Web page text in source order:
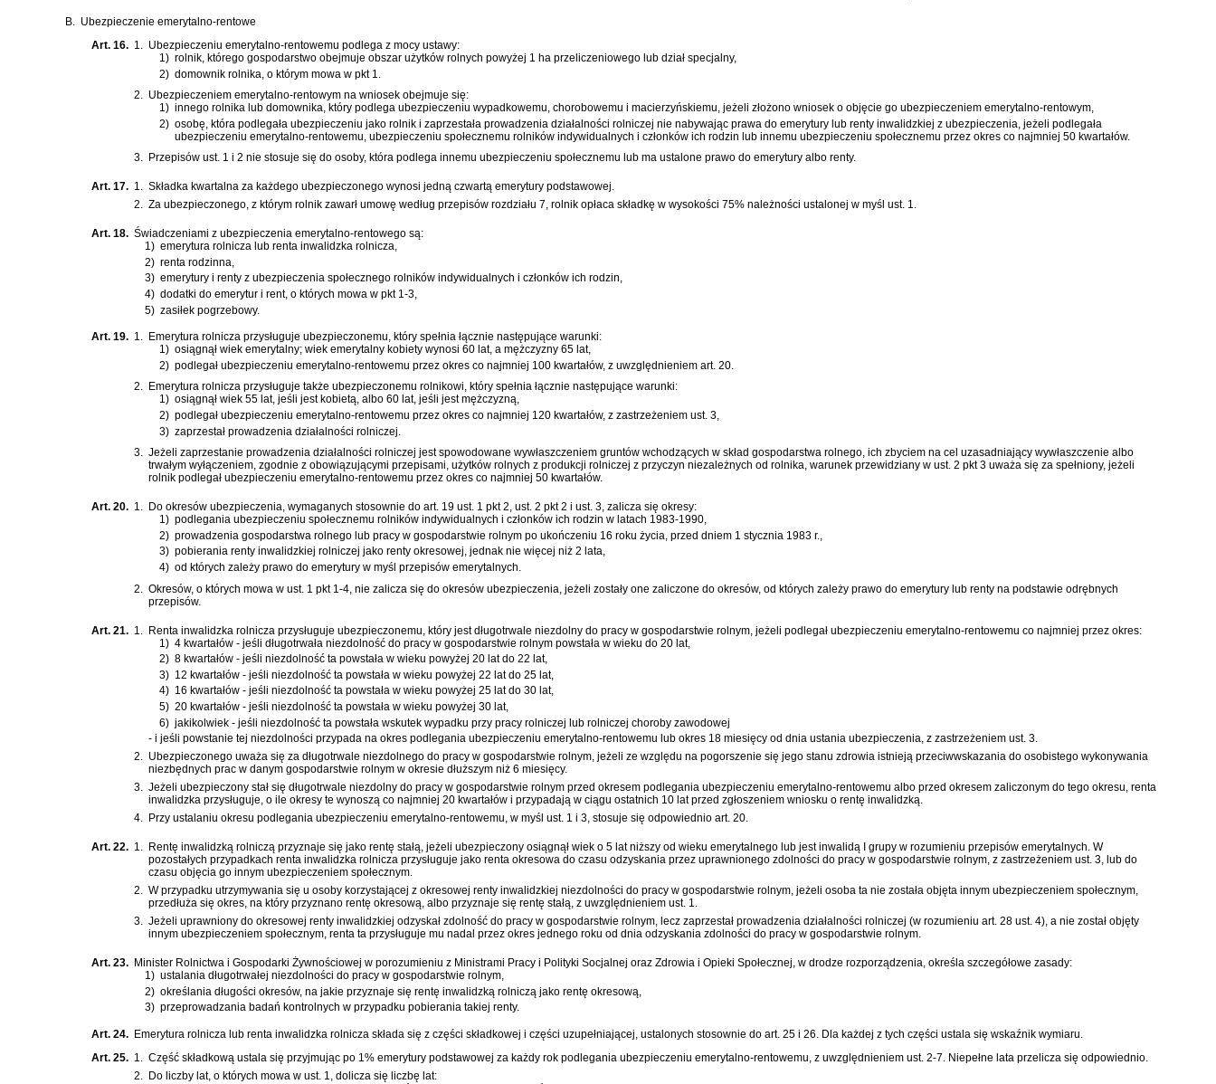
B. Ubezpieczenie emerytalno-rentowe
Art. 16. 1. Ubezpieczeniu emerytalno-rentowemu podlega z mocy ustawy:
1) rolnik, którego gospodarstwo obejmuje obszar użytków rolnych powyżej 1 ha przeliczeniowego lub dział specjalny,
2) domownik rolnika, o którym mowa w pkt 1.
2. Ubezpieczeniem emerytalno-rentowym na wniosek obejmuje się:
1) innego rolnika lub domownika, który podlega ubezpieczeniu wypadkowemu, chorobowemu i macierzyńskiemu, jeżeli złożono wniosek o objęcie go ubezpieczeniem emerytalno-rentowym,
2) osobę, która podlegała ubezpieczeniu jako rolnik i zaprzestała prowadzenia działalności rolniczej nie nabywając prawa do emerytury lub renty inwalidzkiej z ubezpieczenia, jeżeli podlegała
ubezpieczeniu emerytalno-rentowemu, ubezpieczeniu społecznemu rolników indywidualnych i członków ich rodzin lub innemu ubezpieczeniu społecznemu przez okres co najmniej 50 kwartałów.
3. Przepisów ust. 1 i 2 nie stosuje się do osoby, która podlega innemu ubezpieczeniu społecznemu lub ma ustalone prawo do emerytury albo renty.
Art. 17. 1. Składka kwartalna za każdego ubezpieczonego wynosi jedną czwartą emerytury podstawowej.
2. Za ubezpieczonego, z którym rolnik zawarł umowę według przepisów rozdziału 7, rolnik opłaca składkę w wysokości 75% należności ustalonej w myśl ust. 1.
Art. 18. Świadczeniami z ubezpieczenia emerytalno-rentowego są:
1) emerytura rolnicza lub renta inwalidzka rolnicza,
2) renta rodzinna,
3) emerytury i renty z ubezpieczenia społecznego rolników indywidualnych i członków ich rodzin,
4) dodatki do emerytur i rent, o których mowa w pkt 1-3,
5) zasiłek pogrzebowy.
Art. 19. 1. Emerytura rolnicza przysługuje ubezpieczonemu, który spełnia łącznie następujące warunki:
1) osiągnął wiek emerytalny; wiek emerytalny kobiety wynosi 60 lat, a mężczyzny 65 lat,
2) podlegał ubezpieczeniu emerytalno-rentowemu przez okres co najmniej 100 kwartałów, z uwzględnieniem art. 20.
2. Emerytura rolnicza przysługuje także ubezpieczonemu rolnikowi, który spełnia łącznie następujące warunki:
1) osiągnął wiek 55 lat, jeśli jest kobietą, albo 60 lat, jeśli jest mężczyzną,
2) podlegał ubezpieczeniu emerytalno-rentowemu przez okres co najmniej 120 kwartałów, z zastrzeżeniem ust. 3,
3) zaprzestał prowadzenia działalności rolniczej.
3. Jeżeli zaprzestanie prowadzenia działalności rolniczej jest spowodowane wywłaszczeniem gruntów wchodzących w skład gospodarstwa rolnego, ich zbyciem na cel uzasadniający wywłaszczenie albo
trwałym wyłączeniem, zgodnie z obowiązującymi przepisami, użytków rolnych z produkcji rolniczej z przyczyn niezależnych od rolnika, warunek przewidziany w ust. 2 pkt 3 uważa się za spełniony, jeżeli
rolnik podlegał ubezpieczeniu emerytalno-rentowemu przez okres co najmniej 50 kwartałów.
Art. 20. 1. Do okresów ubezpieczenia, wymaganych stosownie do art. 19 ust. 1 pkt 2, ust. 2 pkt 2 i ust. 3, zalicza się okresy:
1) podlegania ubezpieczeniu społecznemu rolników indywidualnych i członków ich rodzin w latach 1983-1990,
2) prowadzenia gospodarstwa rolnego lub pracy w gospodarstwie rolnym po ukończeniu 16 roku życia, przed dniem 1 stycznia 1983 r.,
3) pobierania renty inwalidzkiej rolniczej jako renty okresowej, jednak nie więcej niż 2 lata,
4) od których zależy prawo do emerytury w myśl przepisów emerytalnych.
2.
Okresów, o których mowa w ust. 1 pkt 1-4, nie zalicza się do okresów ubezpieczenia, jeżeli zostały one zaliczone do okresów, od których zależy prawo do emerytury lub renty na podstawie odrębnych
przepisów.
Art. 21. 1.
Renta inwalidzka rolnicza przysługuje ubezpieczonemu, który jest długotrwale niezdolny do pracy w gospodarstwie rolnym, jeżeli podlegał ubezpieczeniu emerytalno-rentowemu co najmniej przez okres:
1) 4 kwartałów - jeśli długotrwała niezdolność do pracy w gospodarstwie rolnym powstała w wieku do 20 lat,
2) 8 kwartałów - jeśli niezdolność ta powstała w wieku powyżej 20 lat do 22 lat,
3) 12 kwartałów - jeśli niezdolność ta powstała w wieku powyżej 22 lat do 25 lat,
4) 16 kwartałów - jeśli niezdolność ta powstała w wieku powyżej 25 lat do 30 lat,
5) 20 kwartałów - jeśli niezdolność ta powstała w wieku powyżej 30 lat,
6) jakikolwiek - jeśli niezdolność ta powstała wskutek wypadku przy pracy rolniczej lub rolniczej choroby zawodowej
- i jeśli powstanie tej niezdolności przypada na okres podlegania ubezpieczeniu emerytalno-rentowemu lub okres 18 miesięcy od dnia ustania ubezpieczenia, z zastrzeżeniem ust. 3.
2. Ubezpieczonego uważa się za długotrwale niezdolnego do pracy w gospodarstwie rolnym, jeżeli ze względu na pogorszenie się jego stanu zdrowia istnieją przeciwwskazania do osobistego wykonywania
niezbędnych prac w danym gospodarstwie rolnym w okresie dłuższym niż 6 miesięcy.
3. Jeżeli ubezpieczony stał się długotrwale niezdolny do pracy w gospodarstwie rolnym przed okresem podlegania ubezpieczeniu emerytalno-rentowemu albo przed okresem zaliczonym do tego okresu, renta
inwalidzka przysługuje, o ile okresy te wynoszą co najmniej 20 kwartałów i przypadają w ciągu ostatnich 10 lat przed zgłoszeniem wniosku o rentę inwalidzką.
4. Przy ustalaniu okresu podlegania ubezpieczeniu emerytalno-rentowemu, w myśl ust. 1 i 3, stosuje się odpowiednio art. 20.
Art. 22. 1. Rentę inwalidzką rolniczą przyznaje się jako rentę stałą, jeżeli ubezpieczony osiągnął wiek o 5 lat niższy od wieku emerytalnego lub jest inwalidą I grupy w rozumieniu przepisów emerytalnych. W
pozostałych przypadkach renta inwalidzka rolnicza przysługuje jako renta okresowa do czasu odzyskania przez uprawnionego zdolności do pracy w gospodarstwie rolnym, z zastrzeżeniem ust. 3, lub do
czasu objęcia go innym ubezpieczeniem społecznym.
2. W przypadku utrzymywania się u osoby korzystającej z okresowej renty inwalidzkiej niezdolności do pracy w gospodarstwie rolnym, jeżeli osoba ta nie została objęta innym ubezpieczeniem społecznym,
przedłuża się okres, na który przyznano rentę okresową, albo przyznaje się rentę stałą, z uwzględnieniem ust. 1.
3. Jeżeli uprawniony do okresowej renty inwalidzkiej odzyskał zdolność do pracy w gospodarstwie rolnym, lecz zaprzestał prowadzenia działalności rolniczej (w rozumieniu art. 28 ust. 4), a nie został objęty
innym ubezpieczeniem społecznym, renta ta przysługuje mu nadal przez okres jednego roku od dnia odzyskania zdolności do pracy w gospodarstwie rolnym.
Art. 23. Minister Rolnictwa i Gospodarki Żywnościowej w porozumieniu z Ministrami Pracy i Polityki Socjalnej oraz Zdrowia i Opieki Społecznej, w drodze rozporządzenia, określa szczegółowe zasady:
1) ustalania długotrwałej niezdolności do pracy w gospodarstwie rolnym,
2) określania długości okresów, na jakie przyznaje się rentę inwalidzką rolniczą jako rentę okresową,
3) przeprowadzania badań kontrolnych w przypadku pobierania takiej renty.
Art. 24. Emerytura rolnicza lub renta inwalidzka rolnicza składa się z części składkowej i części uzupełniającej, ustalonych stosownie do art. 25 i 26. Dla każdej z tych części ustala się wskaźnik wymiaru.
Art. 25. 1. Część składkową ustala się przyjmując po 1% emerytury podstawowej za każdy rok podlegania ubezpieczeniu emerytalno-rentowemu, z uwzględnieniem ust. 2-7. Niepełne lata przelicza się odpowiednio.
2. Do liczby lat, o których mowa w ust. 1, dolicza się liczbę lat: